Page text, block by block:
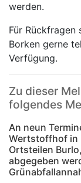
werden.
Für
Borken gerne
Verfügung.
Zu dieser
folgendes
An neun
Wertstoffhof in
Ortsteilen
abgegeben